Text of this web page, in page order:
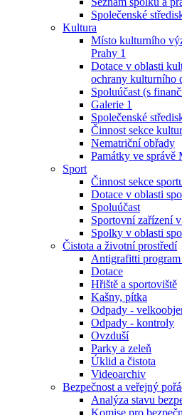
Společenské
Kultura
Místo kulturního
Prahy 1
Dotace v oblasti
ochrany kulturního
Spoluúčast (s
Galerie 1
Společenské
Činnost sekce
Nematriční obřady
Památky ve správě
Sport
Činnost sekce
Dotace v oblasti
Spoluúčast
Sportovní zařízení v
Spolky v oblasti
Čistota a životní prostředí
Antigrafitti program
Dotace
Hřiště a sportoviště
Kašny, pítka
Odpady -
Odpady - kontroly
Ovzduší
Parky a zeleň
Úklid a čistota
Videoarchiv
Bezpečnost a veřejný
Analýza stavu
Komise pro